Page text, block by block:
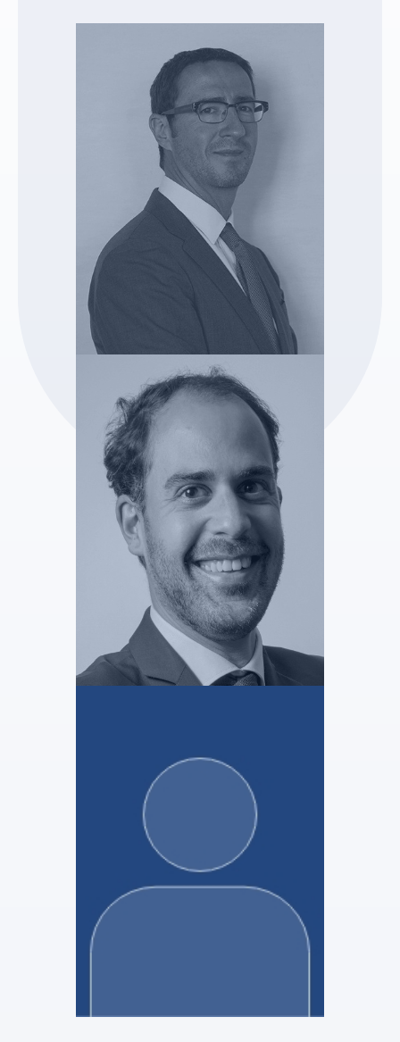
SELARL DETROIT
Charles-Henri CARBONI
Administrateur Judiciaire
Voir le profil
Jean-Baptiste Albertini
Administrateur Judiciaire
Voir le profil